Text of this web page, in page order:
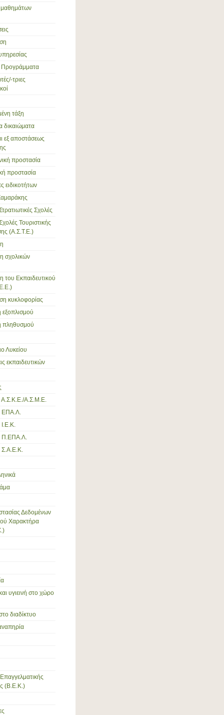
μαθημάτων
Προγράμματα
τριες
τάξη
δικαιώματα
εξ αποστάσεως
προστασία
προστασία
ειδικοτήτων
Σχολές
Τουριστικής
(Α.Σ.Τ.Ε.)
σχολικών
του Εκπαιδευτικού
κυκλοφορίας
πληθυσμού
Λυκείου
εκπαιδευτικών
Α.Σ.Κ.Ε./Α.Σ.Μ.Ε.
ΕΠΑ.Λ.
Ι.Ε.Κ.
Π.ΕΠΑ.Λ.
Σ.Α.Ε.Κ.
Δεδομένων
Χαρακτήρα
υγιεινή στο χώρο
διαδίκτυο
(Β.Ε.Κ.)